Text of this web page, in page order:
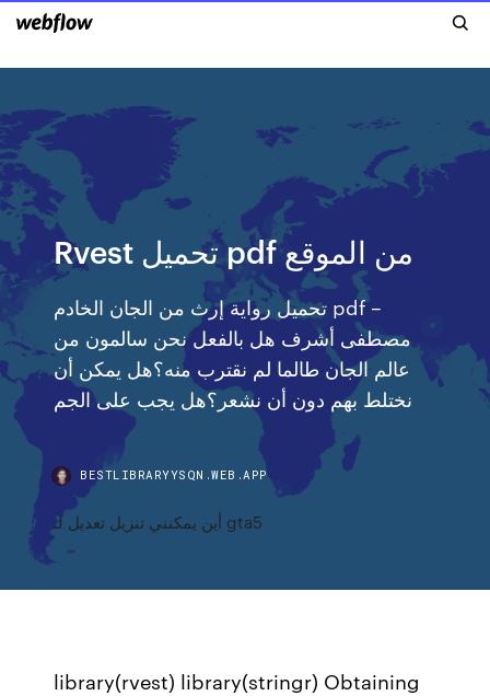
Rvest تحميل pdf من الموقع
تحميل رواية إرث من الجان الخادم pdf –
مصطفى أشرف هل بالفعل نحن سالمون من
عالم الجان طالما لم نقترب منه؟هل يمكن أن
نختلط بهم دون أن نشعر؟هل يجب على الجم
BESTLIBRARYYSQN.WEB.APP
أين يمكنني تنزيل تعديل لـ gta5
library(rvest) library(stringr) Obtaining